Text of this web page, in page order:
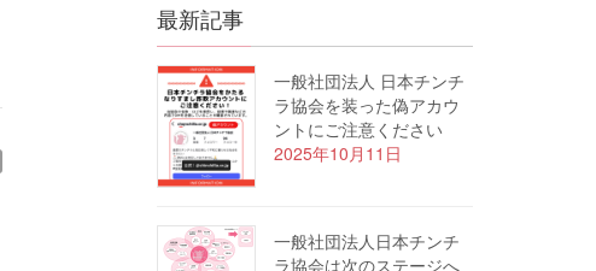
最新記事
一般社団法人 日本チンチ
ラ協会を装った偽アカウ
ントにご注意ください
2025年10月11日
一般社団法人日本チンチ
ラ協会は次のステージへ